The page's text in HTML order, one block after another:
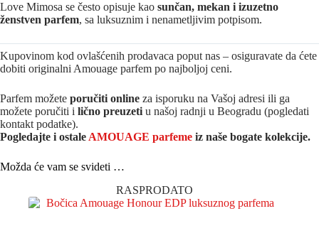
Love Mimosa se često opisuje kao sunčan, mekan i izuzetno
ženstven parfem, sa luksuznim i nenametljivim potpisom.
Kupovinom kod ovlašćenih prodavaca poput nas – osiguravate da ćete
dobiti originalni Amouage parfem po najboljoj ceni.
Parfem možete poručiti online za isporuku na Vašoj adresi ili ga
možete poručiti i lično preuzeti u našoj radnji u Beogradu (pogledati
kontakt podatke).
Pogledajte i ostale AMOUAGE parfeme iz naše bogate kolekcije.
Možda će vam se svideti …
RASPRODATO